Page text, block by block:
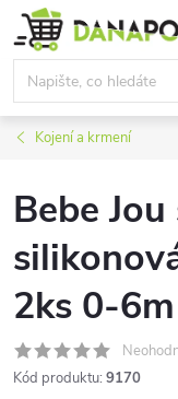
Přejít
na
obsah
Kojení a krmení
Bebe
2ks 0-6m
Kód produktu: 9170